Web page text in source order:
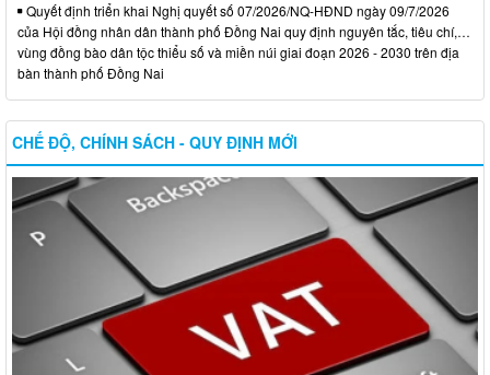
Quyết định triển khai Nghị quyết số 07/2026/NQ-HĐND ngày 09/7/2026
của Hội đồng nhân dân thành phố Đồng Nai quy định nguyên tắc, tiêu chí,…
vùng đồng bào dân tộc thiểu số và miền núi giai đoạn 2026 - 2030 trên địa
bàn thành phố Đồng Nai
CHẾ ĐỘ, CHÍNH SÁCH - QUY ĐỊNH MỚI